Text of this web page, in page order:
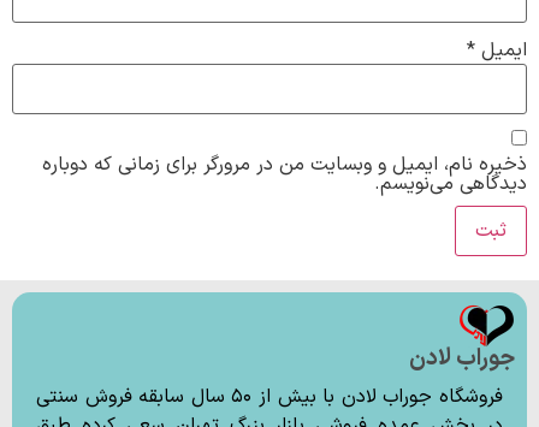
ایمیل *
ذخیره نام، ایمیل و وبسایت من در مرورگر برای زمانی که دوباره
دیدگاهی می‌نویسم.
جوراب لادن
فروشگاه جوراب لادن با بیش از ۵۰ سال سابقه فروش سنتی